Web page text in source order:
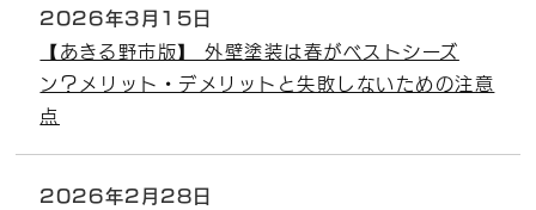
2026年3月15日
【あきる野市版】 外壁塗装は春がベストシーズ
ン？メリット・デメリットと失敗しないための注意
点
2026年2月28日